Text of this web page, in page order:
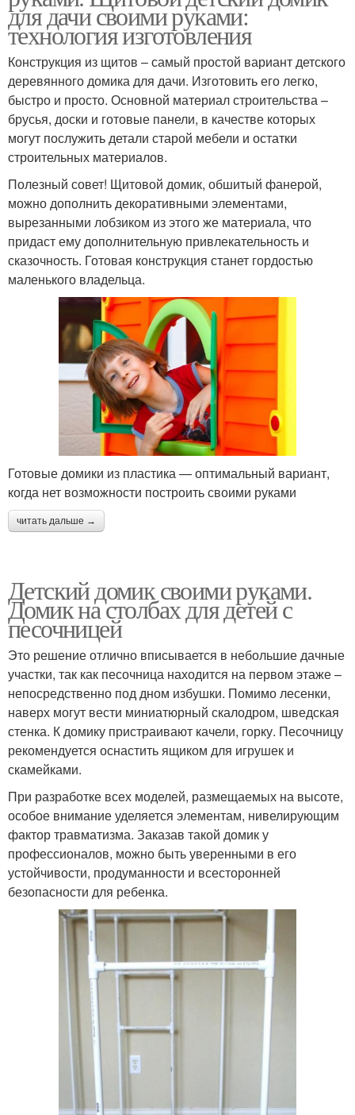
для дачи своими руками:
технология изготовления
Конструкция из щитов – самый простой вариант детского
деревянного домика для дачи. Изготовить его легко,
быстро и просто. Основной материал строительства –
брусья, доски и готовые панели, в качестве которых
могут послужить детали старой мебели и остатки
строительных материалов.
Полезный совет! Щитовой домик, обшитый фанерой,
можно дополнить декоративными элементами,
вырезанными лобзиком из этого же материала, что
придаст ему дополнительную привлекательность и
сказочность. Готовая конструкция станет гордостью
маленького владельца.
Готовые домики из пластика — оптимальный вариант,
когда нет возможности построить своими руками
читать дальше →
Детский домик своими руками.
Домик на столбах для детей с
песочницей
Это решение отлично вписывается в небольшие дачные
участки, так как песочница находится на первом этаже –
непосредственно под дном избушки. Помимо лесенки,
наверх могут вести миниатюрный скалодром, шведская
стенка. К домику пристраивают качели, горку. Песочницу
рекомендуется оснастить ящиком для игрушек и
скамейками.
При разработке всех моделей, размещаемых на высоте,
особое внимание уделяется элементам, нивелирующим
фактор травматизма. Заказав такой домик у
профессионалов, можно быть уверенными в его
устойчивости, продуманности и всесторонней
безопасности для ребенка.